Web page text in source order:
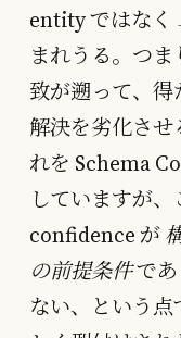
entity ではなく
まれうる。つ
致が遡って、得
解決を劣化させ
れを Schema
していますが、
confidence が
の前提条件であ
ない、という